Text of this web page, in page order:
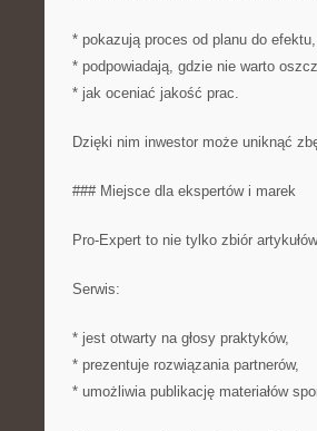
* pokazują proces od planu do efektu,
* podpowiadają, gdzie nie warto
* jak oceniać jakość prac.
Dzięki nim inwestor może uniknąć
### Miejsce dla ekspertów i marek
Pro-Expert to nie tylko zbiór
Serwis:
* jest otwarty na głosy praktyków,
* prezentuje rozwiązania partnerów,
* umożliwia publikację materiałów